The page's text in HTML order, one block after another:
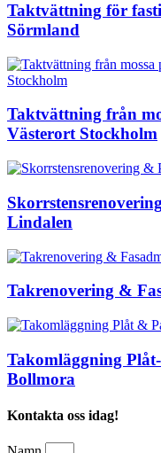
Taktvättning för
Sörmland
Taktvättning från
Västerort Stockholm
Lindalen
Takrenovering &
Takomläggning
Bollmora
Kontakta oss idag!